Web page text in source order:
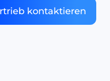
kontaktieren